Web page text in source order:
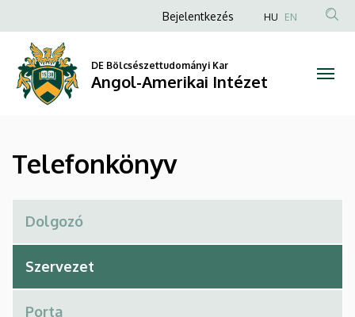
Telefonkönyv
Angol-
Amerikai
Intézet
a
tartalomra
Anonim
fiók
menüje
Bejelentkezés HU EN
DE Bölcsészettudományi Kar
Angol-Amerikai Intézet
Telefonkönyv